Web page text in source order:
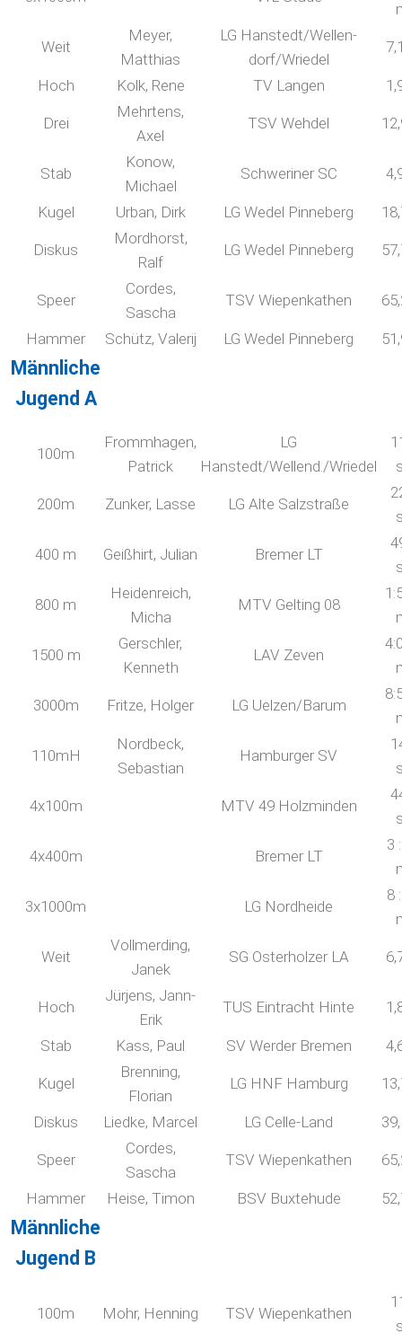
Weit
Meyer,
Matthias
LG Hanstedt/Wellen-
dorf/Wriedel
Hoch Kolk, Rene TV Langen
Drei
Mehrtens,
Axel
TSV Wehdel
Stab
Konow,
Michael
Schweriner SC
Kugel Urban, Dirk LG Wedel Pinneberg
Diskus
Mordhorst,
Ralf
LG Wedel Pinneberg
Speer
Cordes,
Sascha
TSV Wiepenkathen
Hammer Schütz, Valerij LG Wedel Pinneberg
Männliche
Jugend A
100m
Frommhagen,
Patrick
LG
Hanstedt/Wellend./Wriedel
200m Zunker, Lasse LG Alte Salzstraße
400 m Geißhirt, Julian Bremer LT
800 m
Heidenreich,
Micha
MTV Gelting 08
1500 m
Gerschler,
Kenneth
LAV Zeven
3000m Fritze, Holger LG Uelzen/Barum
110mH
Nordbeck,
Sebastian
Hamburger SV
4x100m MTV 49 Holzminden
4x400m Bremer LT
3
3x1000m LG Nordheide
8
Weit
Vollmerding,
Janek
SG Osterholzer LA
Hoch
Jürjens, Jann-
Erik
TUS Eintracht Hinte
Stab Kass, Paul SV Werder Bremen
Kugel
Brenning,
Florian
LG HNF Hamburg
Diskus Liedke, Marcel LG Celle-Land
Speer
Cordes,
Sascha
TSV Wiepenkathen
Hammer Heise, Timon BSV Buxtehude
Männliche
Jugend B
100m Mohr, Henning TSV Wiepenkathen